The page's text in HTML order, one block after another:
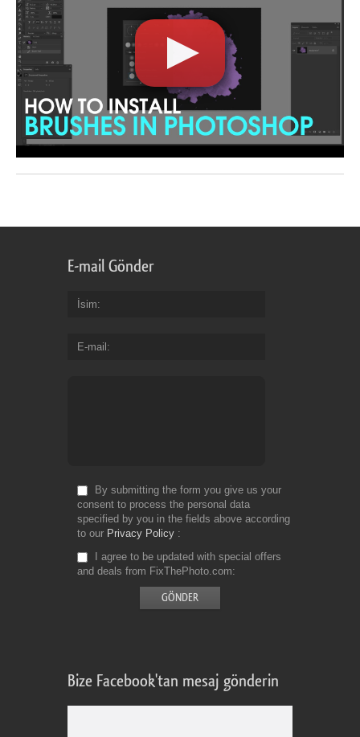
E-mail Gönder
İsim
E-mail
By submitting the form you give us your
consent to process the personal data
specified by you in the fields above according
to our Privacy Policy
I agree to be updated with special offers
and deals from FixThePhoto.com
Bize Facebook'tan mesaj gönderin